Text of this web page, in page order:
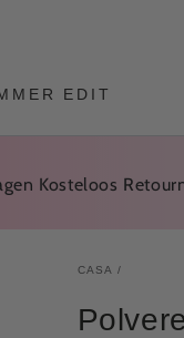
EDIT
Retourneren
CASA /